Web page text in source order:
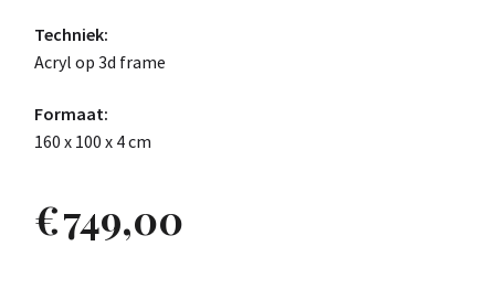
Techniek:
Acryl op 3d frame
Formaat:
160 x 100 x 4 cm
€749,00